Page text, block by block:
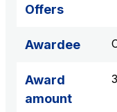
Offers
Awardee
Award
amount